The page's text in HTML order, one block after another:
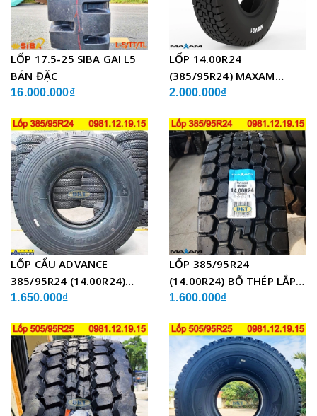
LỐP 17.5-25 SIBA GAI L5
BÁN ĐẶC
16.000.000₫
LỐP 14.00R24
(385/95R24) MAXAM
MSVO1 BỐ THÉP LẮP XE
2.000.000₫
LỐP CẨU ADVANCE
385/95R24 (14.00R24)
GLB05 BỐ THÉP
1.650.000₫
LỐP 385/95R24
(14.00R24) BỐ THÉP LẮP
XE CẨU
1.600.000₫